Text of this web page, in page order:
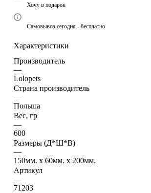
Хочу в подарок
Самовывоз сегодня - бесплатно
Характеристики
Производитель
—
Lolopets
Страна производитель
—
Польша
Вес, гр
—
600
Размеры (Д*Ш*В)
—
150мм. x 60мм. x 200мм.
Артикул
—
71203